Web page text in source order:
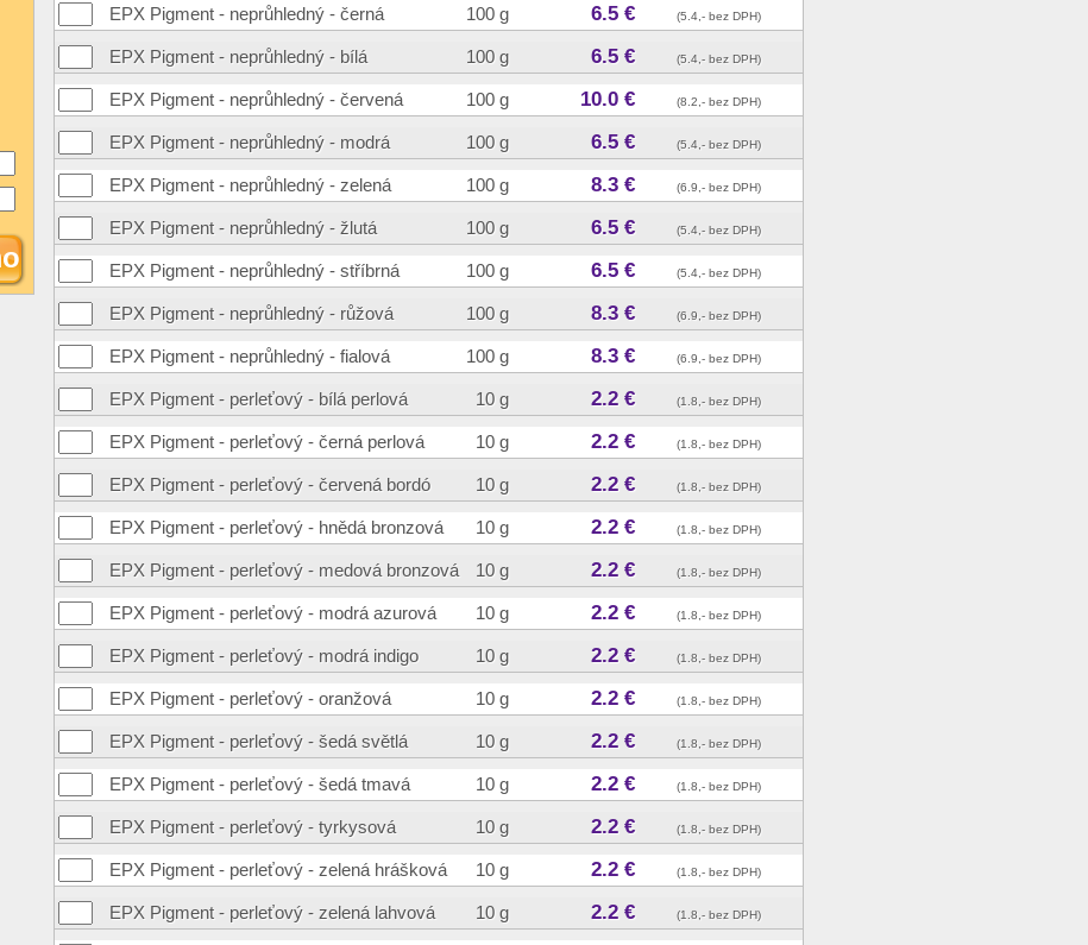
EPX Pigment - neprůhledný - černá 100 g 6.5 € (5.4,- bez DPH)
EPX Pigment - neprůhledný - bílá 100 g 6.5 € (5.4,- bez DPH)
EPX Pigment - neprůhledný - červená 100 g 10.0 € (8.2,- bez DPH)
EPX Pigment - neprůhledný - modrá 100 g 6.5 € (5.4,- bez DPH)
EPX Pigment - neprůhledný - zelená 100 g 8.3 € (6.9,- bez DPH)
EPX Pigment - neprůhledný - žlutá 100 g 6.5 € (5.4,- bez DPH)
EPX Pigment - neprůhledný - stříbrná 100 g 6.5 € (5.4,- bez DPH)
EPX Pigment - neprůhledný - růžová 100 g 8.3 € (6.9,- bez DPH)
EPX Pigment - neprůhledný - fialová 100 g 8.3 € (6.9,- bez DPH)
EPX Pigment - perleťový - bílá perlová 10 g 2.2 € (1.8,- bez DPH)
EPX Pigment - perleťový - černá perlová 10 g 2.2 € (1.8,- bez DPH)
EPX Pigment - perleťový - červená bordó 10 g 2.2 € (1.8,- bez DPH)
EPX Pigment - perleťový - hnědá bronzová 10 g 2.2 € (1.8,- bez DPH)
EPX Pigment - perleťový - medová bronzová 10 g 2.2 € (1.8,- bez DPH)
EPX Pigment - perleťový - modrá azurová 10 g 2.2 € (1.8,- bez DPH)
EPX Pigment - perleťový - modrá indigo 10 g 2.2 € (1.8,- bez DPH)
EPX Pigment - perleťový - oranžová 10 g 2.2 € (1.8,- bez DPH)
EPX Pigment - perleťový - šedá světlá 10 g 2.2 € (1.8,- bez DPH)
EPX Pigment - perleťový - šedá tmavá 10 g 2.2 € (1.8,- bez DPH)
EPX Pigment - perleťový - tyrkysová 10 g 2.2 € (1.8,- bez DPH)
EPX Pigment - perleťový - zelená hrášková 10 g 2.2 € (1.8,- bez DPH)
EPX Pigment - perleťový - zelená lahvová 10 g 2.2 € (1.8,- bez DPH)